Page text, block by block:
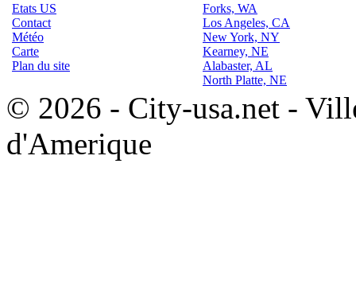
Etats US
Contact
Météo
Carte
Plan du site
Forks, WA
Los Angeles, CA
New York, NY
Kearney, NE
Alabaster, AL
North Platte, NE
© 2026 - City-usa.net -
d'Amerique